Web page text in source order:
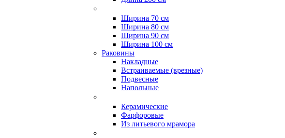
Ширина 70 см
Ширина 80 см
Ширина 90 см
Ширина 100 см
Раковины
Накладные
Встраиваемые (врезные)
Подвесные
Напольные
Керамические
Фарфоровые
Из литьевого мрамора